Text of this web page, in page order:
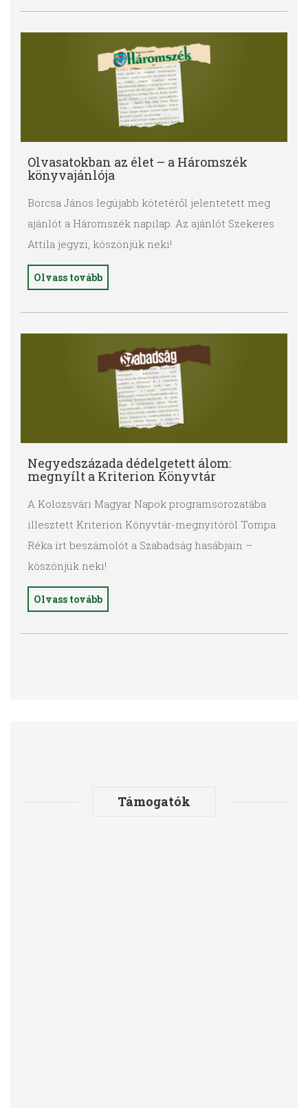
Olvasatokban az élet – a Háromszék
könyvajánlója
Borcsa János legújabb kötetéről jelentetett meg
ajánlót a Háromszék napilap. Az ajánlót Szekeres
Attila jegyzi, köszönjük neki!
Olvass tovább
Negyedszázada dédelgetett álom:
megnyílt a Kriterion Könyvtár
A Kolozsvári Magyar Napok programsorozatába
illesztett Kriterion Könyvtár-megnyitóról Tompa
Réka írt beszámolót a Szabadság hasábjain –
köszönjük neki!
Olvass tovább
Támogatók